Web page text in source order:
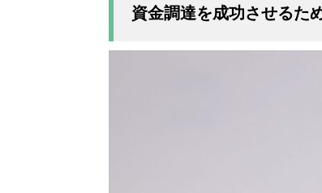
資金調達を成功させるた